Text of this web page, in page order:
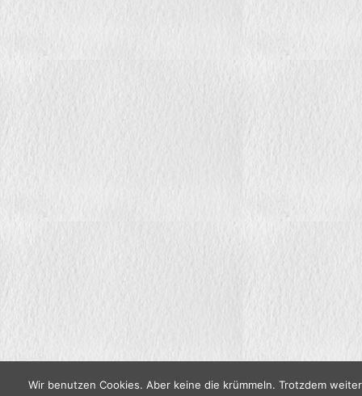
Wir benutzen Cookies. Aber keine die krümmeln. Trotzdem